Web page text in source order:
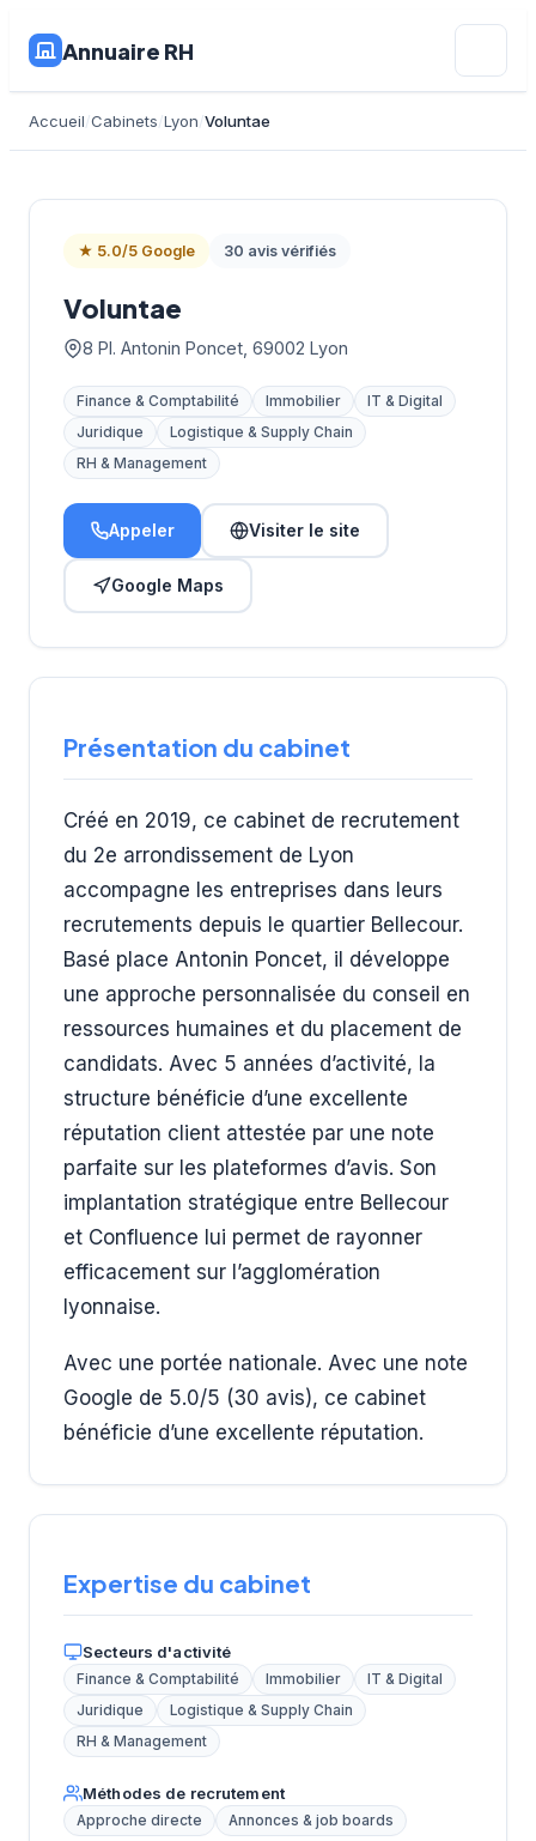
Annuaire RH
Accueil Cabinets Lyon Voluntae
★ 5.0/5 Google 30 avis vérifiés
Voluntae
8 Pl. Antonin Poncet, 69002 Lyon
Finance & Comptabilité Immobilier
IT & Digital
Juridique
Logistique & Supply Chain
RH & Management
Appeler Visiter le site
Google Maps
Présentation du cabinet
Créé en 2019, ce cabinet de recrutement
du 2e arrondissement de Lyon
accompagne les entreprises dans leurs
recrutements depuis le quartier Bellecour.
Basé place Antonin Poncet, il développe
une approche personnalisée du conseil en
ressources humaines et du placement de
candidats. Avec 5 années d’activité, la
structure bénéficie d’une excellente
réputation client attestée par une note
parfaite sur les plateformes d’avis. Son
implantation stratégique entre Bellecour
et Confluence lui permet de rayonner
efficacement sur l’agglomération
lyonnaise.
Avec une portée nationale. Avec une note
Google de 5.0/5 (30 avis), ce cabinet
bénéficie d’une excellente réputation.
Expertise du cabinet
Secteurs d'activité
Finance & Comptabilité Immobilier
IT & Digital
Juridique
Logistique & Supply Chain
RH & Management
Méthodes de recrutement
Approche directe Annonces & job boards